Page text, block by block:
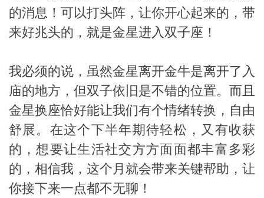
婆星座 航
的消息！可以打头阵，让你开心起来的，带
来好兆头的，就是金星进入双子座！
我必须的说，虽然金星离开金牛是离开了入
庙的地方，但双子依旧是不错的位置。而且
金星换座恰好能让我们有个情绪转换，自由
舒展。在这个下半年期待轻松，又有收获
的，想要让生活社交方方面面都丰富多彩
的，相信我，这个月就会带来关键帮助，让
你接下来一点都不无聊！